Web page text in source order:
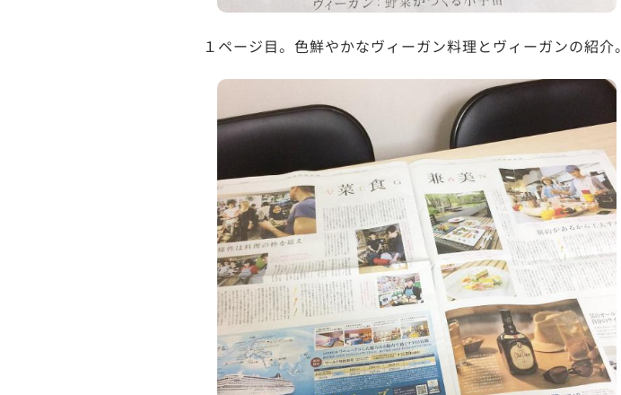
１ページ目。色鮮やかなヴィーガン料理とヴィーガンの紹介。